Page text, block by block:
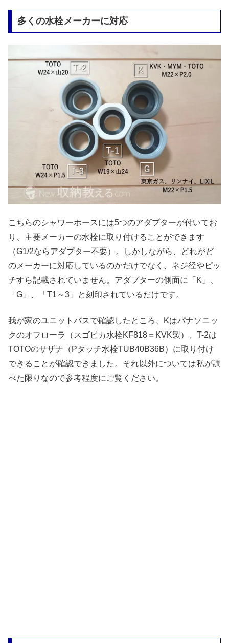
多くの水栓メーカーに対応
こちらのシャワーホースには5つのアダプターが付いてお
り、主要メーカーの水栓に取り付けることができます
（G1/2ならアダプター不要）。しかしながら、どれがど
のメーカーに対応しているのかだけでなく、ネジ径やピッ
チすら記載されていません。アダプターの側面に「K」、
「G」、「T1～3」と刻印されているだけです。
我が家のユニットバスで確認したところ、Kはパナソニッ
クのオフローラ（スゴピカ水栓KF818＝KVK製）、T-2は
TOTOのサザナ（Pタッチ水栓TUB40B36B）に取り付け
できることが確認できました。それ以外については私が調
べた限りなので参考程度にご覧ください。